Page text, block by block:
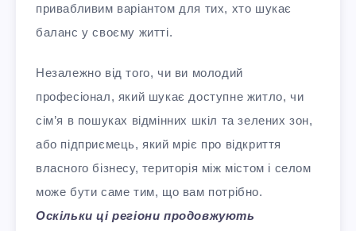
привабливим варіантом для тих, хто шукає
баланс у своєму житті.
Незалежно від того, чи ви молодий
професіонал, який шукає доступне житло, чи
сім’я в пошуках відмінних шкіл та зелених зон,
або підприємець, який мріє про відкриття
власного бізнесу, територія між містом і селом
може бути саме тим, що вам потрібно.
Оскільки ці регіони продовжують